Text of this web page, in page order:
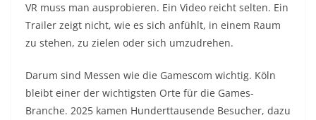
VR muss man ausprobieren. Ein Video reicht selten. Ein
Trailer zeigt nicht, wie es sich anfühlt, in einem Raum
zu stehen, zu zielen oder sich umzudrehen.
Darum sind Messen wie die Gamescom wichtig. Köln
bleibt einer der wichtigsten Orte für die Games-
Branche. 2025 kamen Hunderttausende Besucher, dazu